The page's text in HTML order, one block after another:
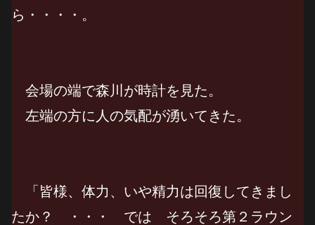
ら・・・・。
会場の端で森川が時計を見た。
左端の方に人の気配が湧いてきた。
「皆様、体力、いや精力は回復してきまし
たか？ ・・・ では そろそろ第２ラウン